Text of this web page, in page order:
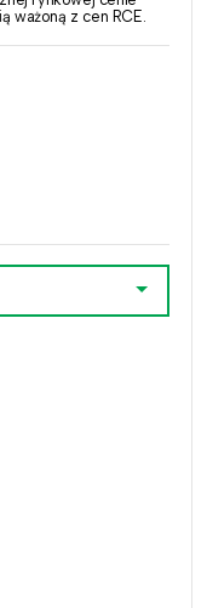
ważoną z cen RCE.